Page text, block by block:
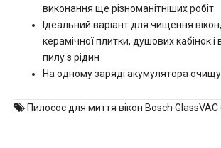
виконання ще різноманітніших робіт
Ідеальний варіант для чищення
керамічної плитки, душових кабінок і
пилу з рідин
На одному заряді акумулятора
Пилосос для миття вікон Bosch